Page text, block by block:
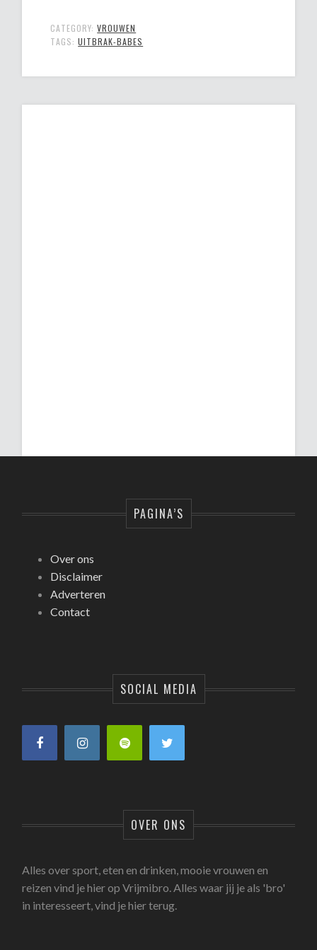
CATEGORY:VROUWEN
TAGS:UITBRAK-BABES
PAGINA’S
Over ons
Disclaimer
Adverteren
Contact
SOCIAL MEDIA
OVER ONS
Alles over sport, eten en drinken, mooie vrouwen en
reizen vind je hier op Vrijmibro. Alles waar jij je als 'bro'
in interesseert, vind je hier terug.